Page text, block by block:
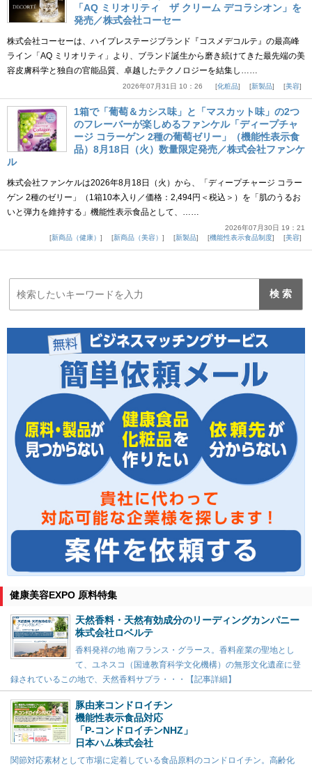
「AQ ミリオリティ ザ クリーム デコラシオン」を
発売／株式会社コーセー
株式会社コーセーは、ハイプレステージブランド『コスメデコルテ』の最高峰
ライン「AQ ミリオリティ」より、ブランド誕生から磨き続けてきた最先端の美
容皮膚科学と独自の官能品質、卓越したテクノロジーを結集し……
2026年07月31日 10：26 化粧品 新製品 美容
1箱で「葡萄＆カシス味」と「マスカット味」の2つ
のフレーバーが楽しめるファンケル「ディープチャ
ージ コラーゲン 2種の葡萄ゼリー」（機能性表示食
品）8月18日（火）数量限定発売／株式会社ファンケ
ル
株式会社ファンケルは2026年8月18日（火）から、「ディープチャージ コラー
ゲン 2種のゼリー」（1箱10本入り／価格：2,494円＜税込＞）を「肌のうるお
いと弾力を維持する」機能性表示食品として、……
2026年07月30日 19：21
新商品（健康）
新商品（美容） 新製品 機能性表示食品制度 美容
健康美容EXPO 原料特集
天然香料・天然有効成分のリーディングカンパニー
株式会社ロベルテ
香料発祥の地 南フランス・グラース。香料産業の聖地とし
て、ユネスコ（国連教育科学文化機構）の無形文化遺産に登
録されているこの地で、天然香料サプラ・・・【記事詳細】
豚由来コンドロイチン
機能性表示食品対応
「P-コンドロイチンNHZ」
日本ハム株式会社
関節対応素材として市場に定着している食品原料のコンドロイチン。高齢化